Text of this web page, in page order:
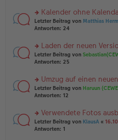
B
ei
tr
g
n
g
el
e
n
er
tr
a
g
rs
te
n
g
el
e
n
er
tr
a
g
Kalender ohne
Letzter Beitrag von Matthias
Antworten: 24
rs
te
n
g
el
e
n
er
Laden der neuen
Letzter Beitrag von
Antworten: 25
rs
te
n
g
el
Umzug auf einen
Letzter Beitrag von Haruun
Antworten: 12
rs
te
Verwendete Fotos
Letzter Beitrag von KlausA «
Antworten: 1